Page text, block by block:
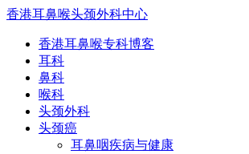
香港耳鼻喉头颈外科中心
香港耳鼻喉专科博客
耳科
鼻科
喉科
头颈外科
头颈癌
耳鼻咽疾病与健康